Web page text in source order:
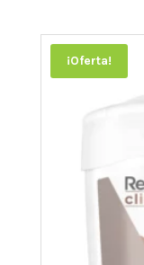
¡Oferta!